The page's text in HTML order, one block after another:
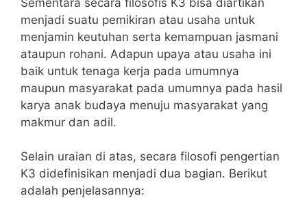
menjadi suatu pemikiran atau usaha untuk
menjamin keutuhan serta kemampuan jasmani
ataupun rohani. Adapun upaya atau usaha ini
baik untuk tenaga kerja pada umumnya
maupun masyarakat pada umumnya pada hasil
karya anak budaya menuju masyarakat yang
makmur dan adil.
Selain uraian di atas, secara filosofi pengertian
K3 didefinisikan menjadi dua bagian. Berikut
adalah penjelasannya: